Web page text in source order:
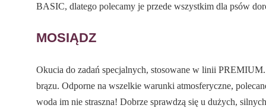
BASIC, dlatego polecamy je przede wszystkim dla psów
MOSIĄDZ
Okucia do zadań specjalnych, stosowane w linii
brązu. Odporne na wszelkie warunki atmosferyczne,
woda im nie straszna! Dobrze sprawdzą się u dużych,